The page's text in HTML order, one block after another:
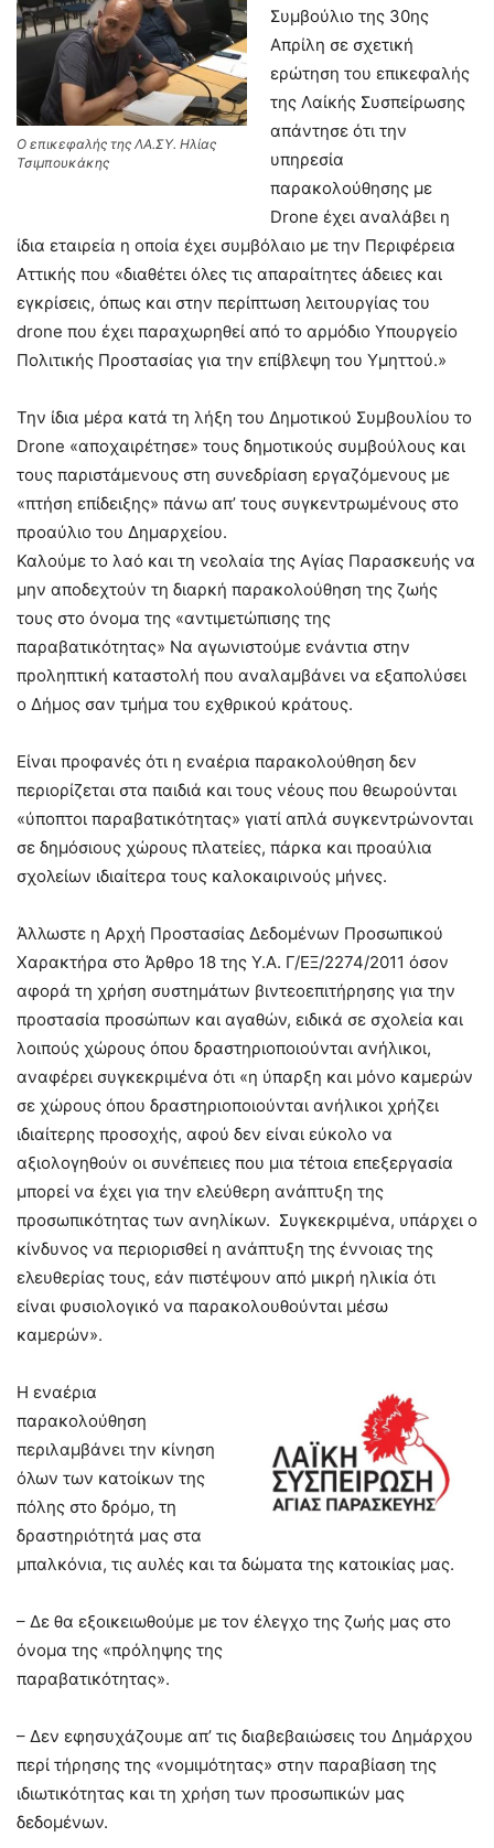
Ο επικεφαλής της ΛΑ.ΣΥ. Ηλίας
Τσιμπουκάκης
Συμβούλιο της 30ης
Απρίλη σε σχετική
ερώτηση του επικεφαλής
της Λαίκής Συσπείρωσης
απάντησε ότι την
υπηρεσία
παρακολούθησης με
Drone έχει αναλάβει η
ίδια εταιρεία η οποία έχει συμβόλαιο με την Περιφέρεια
Αττικής που «διαθέτει όλες τις απαραίτητες άδειες και
εγκρίσεις, όπως και στην περίπτωση λειτουργίας του
drone που έχει παραχωρηθεί από το αρμόδιο Υπουργείο
Πολιτικής Προστασίας για την επίβλεψη του Υμηττού.»
Την ίδια μέρα κατά τη λήξη του Δημοτικού Συμβουλίου το
Drone «αποχαιρέτησε» τους δημοτικούς συμβούλους και
τους παριστάμενους στη συνεδρίαση εργαζόμενους με
«πτήση επίδειξης» πάνω απ’ τους συγκεντρωμένους στο
προαύλιο του Δημαρχείου.
Καλούμε το λαό και τη νεολαία της Αγίας Παρασκευής να
μην αποδεχτούν τη διαρκή παρακολούθηση της ζωής
τους στο όνομα της «αντιμετώπισης της
παραβατικότητας» Να αγωνιστούμε ενάντια στην
προληπτική καταστολή που αναλαμβάνει να εξαπολύσει
ο Δήμος σαν τμήμα του εχθρικού κράτους.
Είναι προφανές ότι η εναέρια παρακολούθηση δεν
περιορίζεται στα παιδιά και τους νέους που θεωρούνται
«ύποπτοι παραβατικότητας» γιατί απλά συγκεντρώνονται
σε δημόσιους χώρους πλατείες, πάρκα και προαύλια
σχολείων ιδιαίτερα τους καλοκαιρινούς μήνες.
Άλλωστε η Αρχή Προστασίας Δεδομένων Προσωπικού
Χαρακτήρα στο Άρθρο 18 της Υ.Α. Γ/ΕΞ/2274/2011 όσον
αφορά τη χρήση συστημάτων βιντεοεπιτήρησης για την
προστασία προσώπων και αγαθών, ειδικά σε σχολεία και
λοιπούς χώρους όπου δραστηριοποιούνται ανήλικοι,
αναφέρει συγκεκριμένα ότι «η ύπαρξη και μόνο καμερών
σε χώρους όπου δραστηριοποιούνται ανήλικοι χρήζει
ιδιαίτερης προσοχής, αφού δεν είναι εύκολο να
αξιολογηθούν οι συνέπειες που μια τέτοια επεξεργασία
μπορεί να έχει για την ελεύθερη ανάπτυξη της
προσωπικότητας των ανηλίκων. Συγκεκριμένα, υπάρχει ο
κίνδυνος να περιορισθεί η ανάπτυξη της έννοιας της
ελευθερίας τους, εάν πιστέψουν από μικρή ηλικία ότι
είναι φυσιολογικό να παρακολουθούνται μέσω
καμερών».
Η εναέρια
παρακολούθηση
περιλαμβάνει την κίνηση
όλων των κατοίκων της
πόλης στο δρόμο, τη
δραστηριότητά μας στα
μπαλκόνια, τις αυλές και τα δώματα της κατοικίας μας.
– Δε θα εξοικειωθούμε με τον έλεγχο της ζωής μας στο
όνομα της «πρόληψης της
παραβατικότητας».
– Δεν εφησυχάζουμε απ’ τις διαβεβαιώσεις του Δημάρχου
περί τήρησης της «νομιμότητας» στην παραβίαση της
ιδιωτικότητας και τη χρήση των προσωπικών μας
δεδομένων.